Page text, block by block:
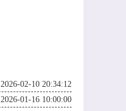
2026-02-10 20:34:12
2026-01-16 10:00:00